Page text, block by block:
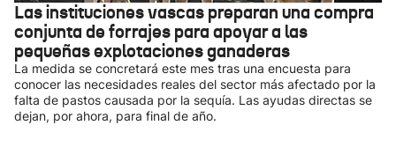
Las instituciones vascas preparan una compra
conjunta de forrajes para apoyar a las
pequeñas explotaciones ganaderas
La medida se concretará este mes tras una encuesta para
conocer las necesidades reales del sector más afectado por la
falta de pastos causada por la sequía. Las ayudas directas se
dejan, por ahora, para final de año.